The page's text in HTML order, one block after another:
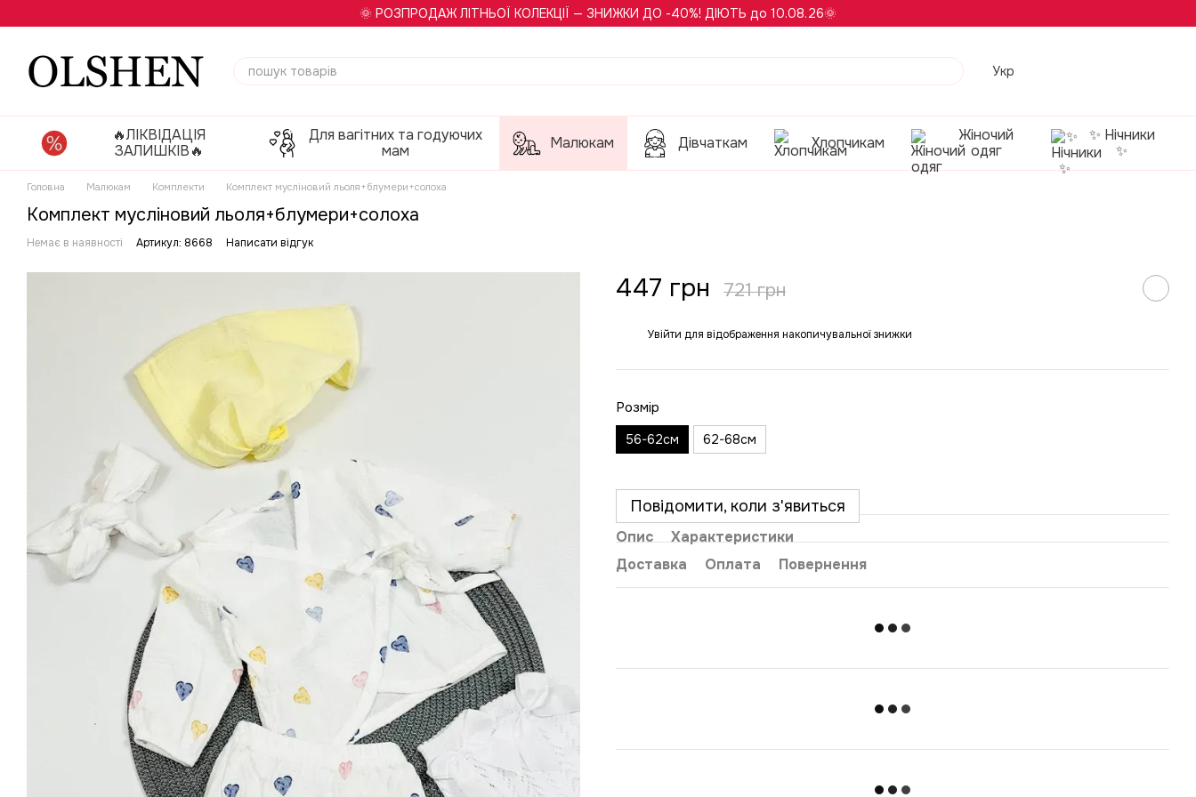
🌞 РОЗПРОДАЖ ЛІТНЬОЇ КОЛЕКЦІЇ — ЗНИЖКИ ДО -40%! ДІЮТЬ до 10.08.26🌞
Укр
🔥ЛІКВІДАЦІЯ
ЗАЛИШКІВ🔥
Для вагітних та годуючих
мам
Малюкам Дівчаткам Хлопчикам
Жіночий
одяг
✨ Нічники
✨
Головна Малюкам Комплекти Комплект мусліновий льоля+блумери+солоха
Комплект мусліновий льоля+блумери+солоха
Немає в наявності Артикул: 8668 Написати відгук
447 грн 721 грн
Увійти для відображення накопичувальної знижки
Розмір
56-62см 62-68см
Повідомити, коли з'явиться
Опис
Характеристики
Доставка
Оплата Повернення